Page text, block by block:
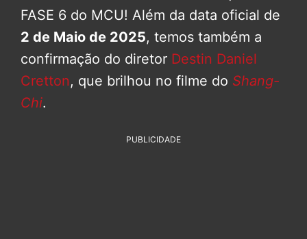
FASE 6 do MCU! Além da data oficial de
2 de Maio de 2025, temos também a
confirmação do diretor Destin Daniel
Cretton, que brilhou no filme do Shang-
Chi.
PUBLICIDADE